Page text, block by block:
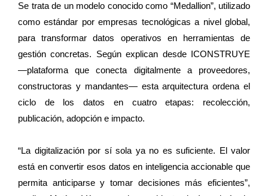
Se trata de un modelo conocido como “Medallion”, utilizado
como estándar por empresas tecnológicas a nivel global,
para transformar datos operativos en herramientas de
gestión concretas. Según explican desde ICONSTRUYE
—plataforma que conecta digitalmente a proveedores,
constructoras y mandantes— esta arquitectura ordena el
ciclo de los datos en cuatro etapas: recolección,
publicación, adopción e impacto.
“La digitalización por sí sola ya no es suficiente. El valor
está en convertir esos datos en inteligencia accionable que
permita anticiparse y tomar decisiones más eficientes”,